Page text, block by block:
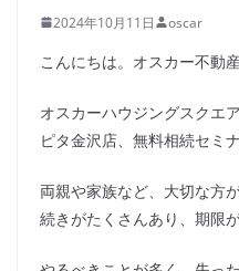
2024年10月11日 oscar
こんにちは。オスカー不動産
オスカーハウジングスクエ
ピタ金沢店、無料相続セミ
両親や家族など、大切な方
続きがたくさんあり、期限